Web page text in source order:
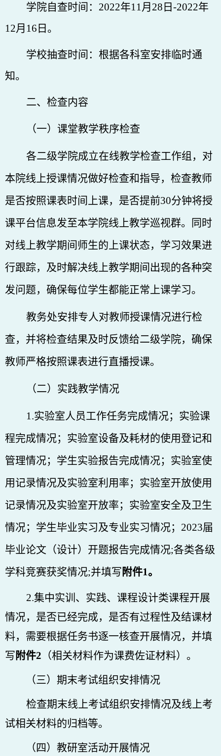
学院自查时间： 2022年11 月 28 日 -2022年
12月16日。
学校抽查时间：根据各科室安排临时通
知。
二、检查内容
（一）课堂教学秩序检查
各二级学院成立在线教学检查工作组，对
本院线上授课情况做好检查和指导，检查教师
是否按照课表时间上课， 是否提前30分钟将授
课平台信息发至本学院线上教学巡视群。同时
对线上教学期间 师生的上课状态，学习效果进
行跟踪，及时解决线上教学期间出现的各种突
发问题，确保每位学生都能正常上课学习。
教务处安排专人对教师授课情况进行检
查，并将检查结果及时反馈给二级学院，确保
教师严格按照课表进行直播授课。
（二）实践教学情况
1.实验室人员工作任务完成情况；实验课
程完成情况；实验室设备及耗材的使用登记和
管理情况；学生实验报告完成情况；实验室使
用记录情况及实验室利用率；实验室开放使用
记录情况及实验室开放率；实验室安全及卫生
情况；学生毕业实习及专业实习情况；2023届
毕业论文（设计）开题报告完成情况;各类各级
学科竞赛获奖情况;并填写 附件1。
2.集中实训、实践、课程设计类课程开展
情况，是否已经完成，是否有过程性及结课材
料，需要根据任务书逐一核查开展情况，并填
写 附件2 （相关材料作为课费佐证材料）。
（三）期末考试组织安排情况
检查期末线上考试组织安排情况及线上考
试相关材料的归档等。
（四）教研室活动开展情况